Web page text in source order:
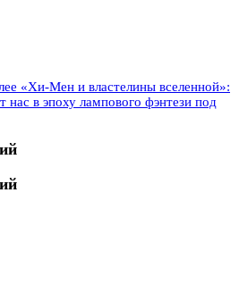
«Хи-Мен и властелины вселенной»:
нас в эпоху лампового фэнтези под